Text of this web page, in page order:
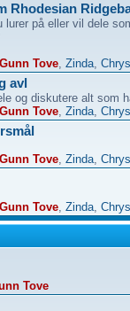
Rhodesian
lurer på eller vil dele
Gunn Tove, Zinda,
avl
og diskutere alt som
Gunn Tove, Zinda,
Gunn Tove, Zinda,
Gunn Tove, Zinda,
Tove